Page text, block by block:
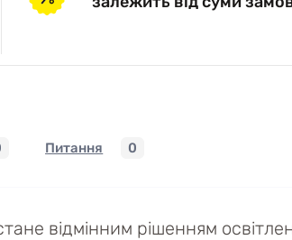
Питання 0
відмінним рішенням